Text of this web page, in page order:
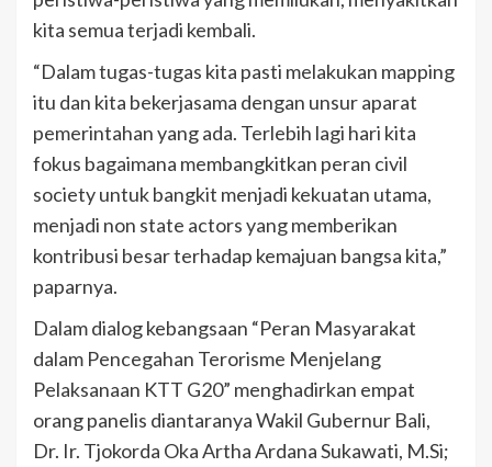
kita semua terjadi kembali.
“Dalam tugas-tugas kita pasti melakukan mapping
itu dan kita bekerjasama dengan unsur aparat
pemerintahan yang ada. Terlebih lagi hari kita
fokus bagaimana membangkitkan peran civil
society untuk bangkit menjadi kekuatan utama,
menjadi non state actors yang memberikan
kontribusi besar terhadap kemajuan bangsa kita,”
paparnya.
Dalam dialog kebangsaan “Peran Masyarakat
dalam Pencegahan Terorisme Menjelang
Pelaksanaan KTT G20” menghadirkan empat
orang panelis diantaranya Wakil Gubernur Bali,
Dr. Ir. Tjokorda Oka Artha Ardana Sukawati, M.Si;